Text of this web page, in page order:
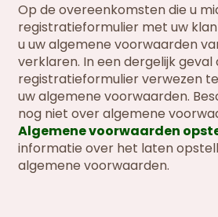
Op de overeenkomsten die u
registratieformulier met uw
u uw algemene voorwaarden
verklaren. In een dergelijk geval
registratieformulier verwezen
uw algemene voorwaarden.
nog niet over algemene
Algemene voorwaarden
informatie over het laten
algemene voorwaarden.